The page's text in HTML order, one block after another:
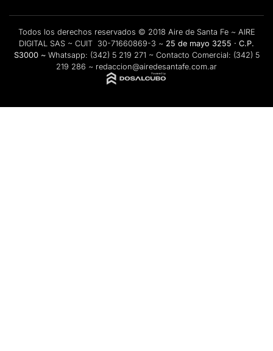
Todos los derechos reservados © 2018 Aire de Santa Fe ~ AIRE
DIGITAL SAS ~ CUIT 30-71660869-3 ~ 25 de mayo 3255 · C.P.
S3000 ~ Whatsapp: (342) 5 219 271 ~ Contacto Comercial: (342) 5
219 286 ~ redaccion@airedesantafe.com.ar